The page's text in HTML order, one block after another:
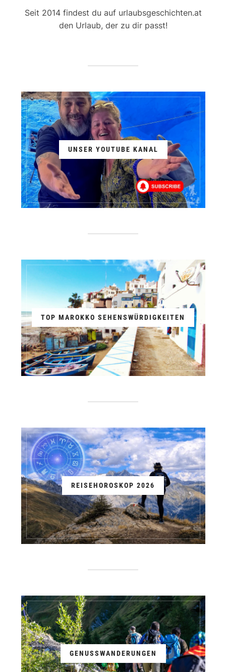
Seit 2014 findest du auf urlaubsgeschichten.at
den Urlaub, der zu dir passt!
UNSER YOUTUBE KANAL
TOP MAROKKO SEHENSWÜRDIGKEITEN
REISEHOROSKOP 2026
GENUSSWANDERUNGEN